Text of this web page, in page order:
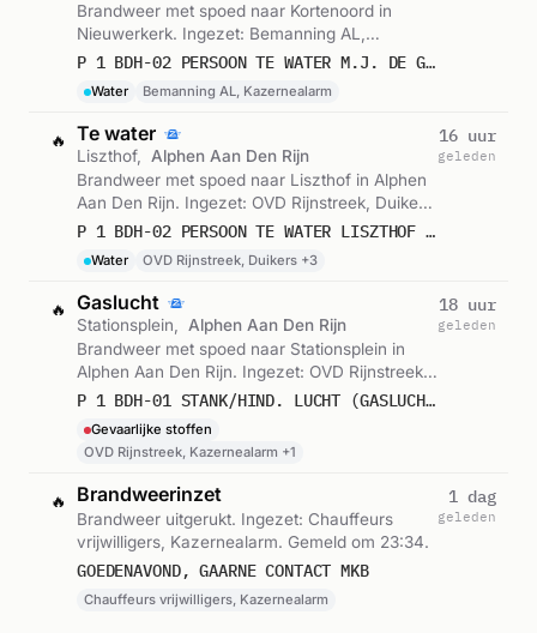
Brandweer met spoed naar Kortenoord in
Nieuwerkerk. Ingezet: Bemanning AL,
Kazernealarm. Gemeld om 14:22.
P 1 BDH-02 PERSOON TE WATER M.J. DE GROOT TRANSPORT BV KORTENOORD NIEUWERKERK AD IJSSEL 162212
Water Bemanning AL, Kazernealarm
🔥 Te water
Liszthof,
Alphen Aan Den Rijn
Brandweer met spoed naar Liszthof in Alphen
Aan Den Rijn. Ingezet: OVD Rijnstreek, Duikers,
Korpsalarm en 2 andere eenheden. Gemeld
P 1 BDH-02 PERSOON TE WATER LISZTHOF ALPHEN AAN DEN RIJN 162210 162252 169193 162232
Water OVD Rijnstreek, Duikers +3
16 uur
geleden
🔥 Gaslucht
Stationsplein,
Alphen Aan Den Rijn
Brandweer met spoed naar Stationsplein in
Alphen Aan Den Rijn. Ingezet: OVD Rijnstreek,
Kazernealarm, Kazernealarm. Let op: incidentP 1 BDH-01 STANK/HIND. LUCHT (GASLUCHT) (BINNEN) STATIONSPLEIN ALPHEN AAN DEN RIJN 169193 162233
Gevaarlijke stoffen
OVD Rijnstreek, Kazernealarm +1
18 uur
geleden
🔥 Brandweerinzet
Brandweer uitgerukt. Ingezet: Chauffeurs
vrijwilligers, Kazernealarm. Gemeld om 23:34.
GOEDENAVOND, GAARNE CONTACT MKB
Chauffeurs vrijwilligers, Kazernealarm
1 dag
geleden